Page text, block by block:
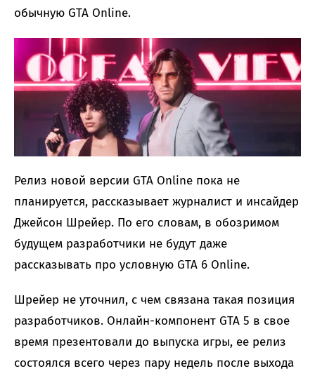
обычную GTA Online.
Релиз новой версии GTA Online пока не
планируется, рассказывает журналист и инсайдер
Джейсон Шрейер. По его словам, в обозримом
будущем разработчики не будут даже
рассказывать про условную GTA 6 Online.
Шрейер не уточнил, с чем связана такая позиция
разработчиков. Онлайн-компонент GTA 5 в свое
время презентовали до выпуска игры, ее релиз
состоялся всего через пару недель после выхода